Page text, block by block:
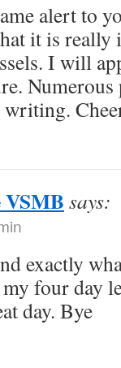
alert to
it is
I will
says:
exactly
four day
day. Bye